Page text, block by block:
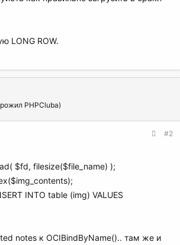
LONG ROW.
PHPCluba)
#2
$fd, filesize($file_name) );
INTO table (img) VALUES
notes к OCIBindByName().. там же и